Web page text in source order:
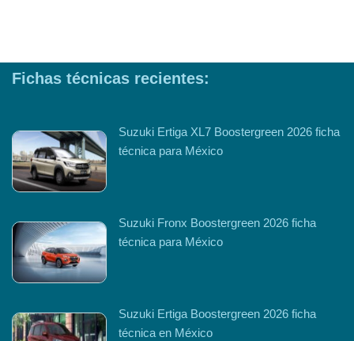
Fichas técnicas recientes:
Suzuki Ertiga XL7 Boostergreen 2026 ficha
técnica para México
Suzuki Fronx Boostergreen 2026 ficha
técnica para México
Suzuki Ertiga Boostergreen 2026 ficha
técnica en México